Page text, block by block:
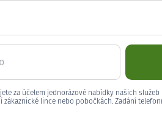
za účelem jednorázové nabídky našich
zákaznické lince nebo pobočkách. Zadání